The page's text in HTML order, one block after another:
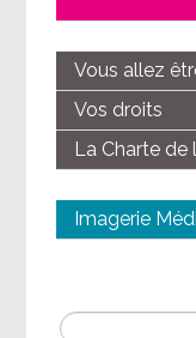
Vous allez
Vos droits
La Charte
Imagerie